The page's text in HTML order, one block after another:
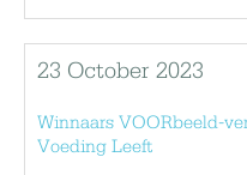
23 October 2023
Winnaars VOORbeeld-
Voeding Leeft